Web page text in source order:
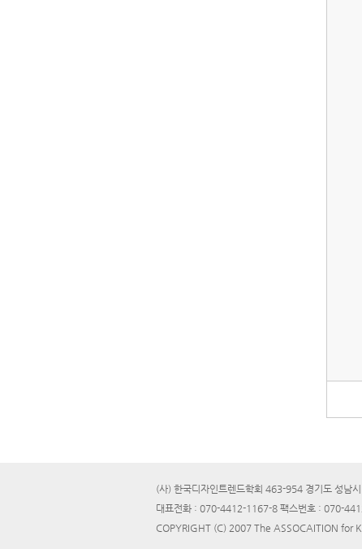
(사) 한국디자인트렌드학회 463-954 경기도 성남
대표전화 : 070-4412-1167-8 팩스번호 : 070-
COPYRIGHT (C) 2007 The ASSOCAITION for